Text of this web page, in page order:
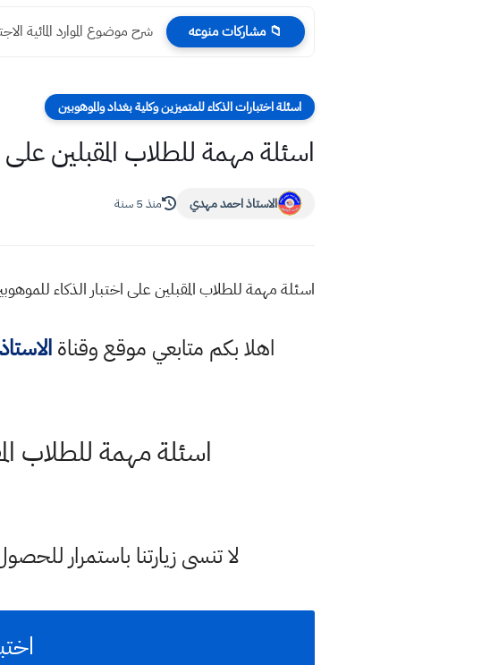
📁 مشاركات منوعه شرح موضوع الموارد المائية
اسئلة اختبارات الذكاء للمتميزين وكلية بغداد والموهوبين
اسئلة مهمة للطلاب المقبلين على
الاستاذ احمد مهدي منذ 5 سنة
اسئلة مهمة للطلاب المقبلين على اختبار الذكاء
اهلا بكم متابعي موقع وقناة
اسئلة مهمة للطلاب
لا تنسى زيارتنا باستمرار